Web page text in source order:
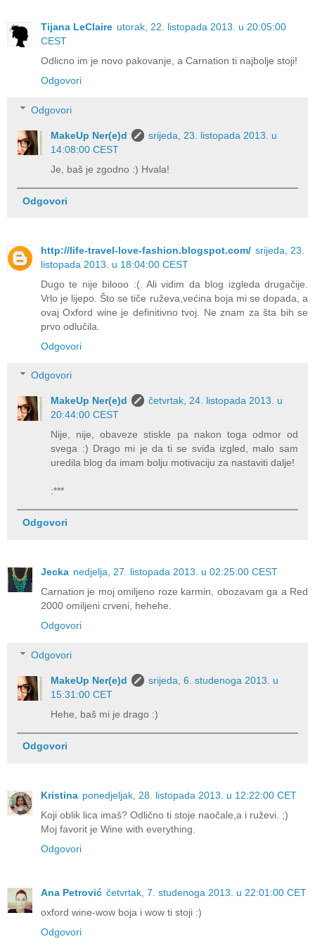
Tijana LeClaire utorak, 22. listopada 2013. u 20:05:00
CEST
Odlicno im je novo pakovanje, a Carnation ti najbolje stoji!
Odgovori
Odgovori
MakeUp Ner(e)d
srijeda, 23. listopada 2013. u
14:08:00 CEST
Je, baš je zgodno :) Hvala!
Odgovori
http://life-travel-love-fashion.blogspot.com/ srijeda, 23.
listopada 2013. u 18:04:00 CEST
Dugo te nije bilooo :(. Ali vidim da blog izgleda drugačije.
Vrlo je lijepo. Što se tiče ruževa,većina boja mi se dopada, a
ovaj Oxford wine je definitivno tvoj. Ne znam za šta bih se
prvo odlučila.
Odgovori
Odgovori
MakeUp Ner(e)d
četvrtak, 24. listopada 2013. u
20:44:00 CEST
Nije, nije, obaveze stiskle pa nakon toga odmor od
svega :) Drago mi je da ti se sviđa izgled, malo sam
uredila blog da imam bolju motivaciju za nastaviti dalje!
:***
Odgovori
Jecka nedjelja, 27. listopada 2013. u 02:25:00 CEST
Carnation je moj omiljeno roze karmin, obozavam ga a Red
2000 omiljeni crveni, hehehe.
Odgovori
Odgovori
MakeUp Ner(e)d
srijeda, 6. studenoga 2013. u
15:31:00 CET
Hehe, baš mi je drago :)
Odgovori
Kristina ponedjeljak, 28. listopada 2013. u 12:22:00 CET
Koji oblik lica imaš? Odlično ti stoje naočale,a i ruževi. ;)
Moj favorit je Wine with everything.
Odgovori
Ana Petrović četvrtak, 7. studenoga 2013. u 22:01:00 CET
oxford wine-wow boja i wow ti stoji :)
Odgovori